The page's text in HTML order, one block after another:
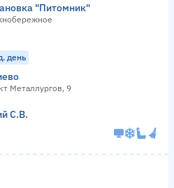
"Питомник"
день
Металлургов, 9
С.В.